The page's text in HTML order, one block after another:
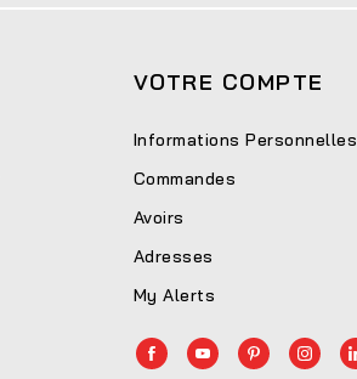
VOTRE COMPTE
Informations Personnelles
Commandes
Avoirs
Adresses
My Alerts